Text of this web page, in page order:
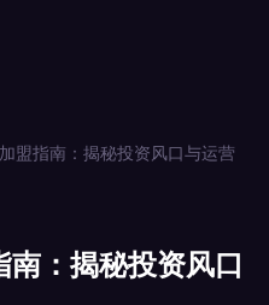
盟指南：揭秘投资风口与运营
：揭秘投资风口